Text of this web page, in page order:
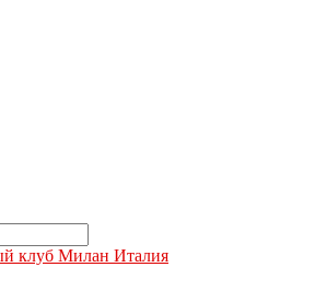
клуб Милан Италия